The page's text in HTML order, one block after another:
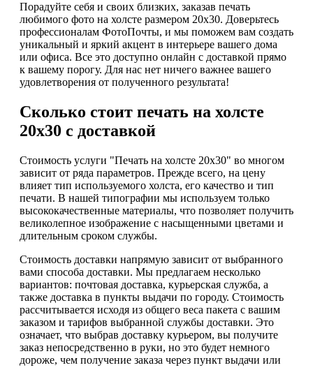
Порадуйте себя и своих близких, заказав печать
любимого фото на холсте размером 20х30. Доверьтесь
профессионалам ФотоПочты, и мы поможем вам создать
уникальный и яркий акцент в интерьере вашего дома
или офиса. Все это доступно онлайн с доставкой прямо
к вашему порогу. Для нас нет ничего важнее вашего
удовлетворения от полученного результата!
Сколько стоит печать на холсте
20х30 с доставкой
Стоимость услуги "Печать на холсте 20х30" во многом
зависит от ряда параметров. Прежде всего, на цену
влияет тип используемого холста, его качество и тип
печати. В нашей типографии мы используем только
высококачественные материалы, что позволяет получить
великолепное изображение с насыщенными цветами и
длительным сроком службы.
Стоимость доставки напрямую зависит от выбранного
вами способа доставки. Мы предлагаем несколько
вариантов: почтовая доставка, курьерская служба, а
также доставка в пункты выдачи по городу. Стоимость
рассчитывается исходя из общего веса пакета с вашим
заказом и тарифов выбранной службы доставки. Это
означает, что выбрав доставку курьером, вы получите
заказ непосредственно в руки, но это будет немного
дороже, чем получение заказа через пункт выдачи или